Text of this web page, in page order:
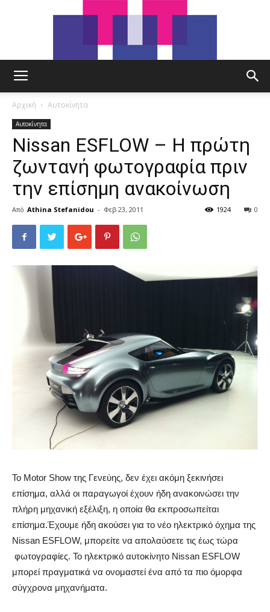
Αρχική Αυτοκίνητα
Αυτοκίνητα
Nissan ESFLOW – Η πρώτη
ζωντανή φωτογραφία πριν
την επίσημη ανακοίνωση
Από Athina Stefanidou - Φεβ 23, 2011 0
1924
Το Motor Show της Γενεύης, δεν έχει ακόμη ξεκινήσει
επίσημα, αλλά οι παραγωγοί έχουν ήδη ανακοινώσει την
πλήρη μηχανική εξέλιξη, η οποία θα εκπροσωπείται
επίσημα.Έχουμε ήδη ακούσει για το νέο ηλεκτρικό όχημα της
Nissan ESFLOW, μπορείτε να απολαύσετε τις έως τώρα
φωτογραφίες. Το ηλεκτρικό αυτοκίνητο Nissan ESFLOW
μπορεί πραγματικά να ονομαστεί ένα από τα πιο όμορφα
σύγχρονα μηχανήματα.